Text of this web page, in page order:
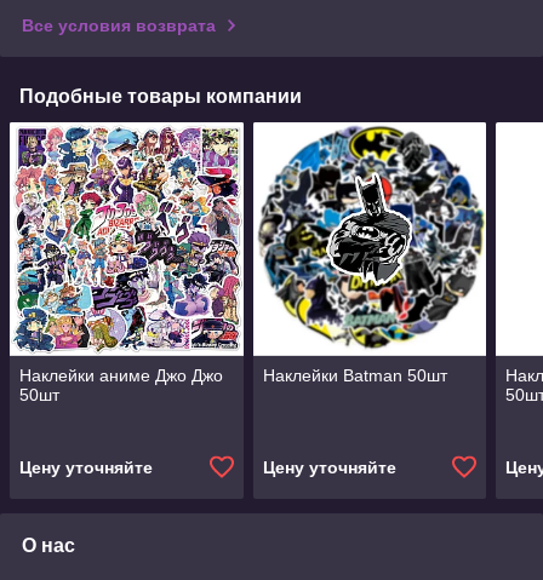
Все условия возврата
Подобные товары компании
Наклейки аниме Джо Джо
50шт
Цену уточняйте
Наклейки Batman 50шт
Цену уточняйте
О нас